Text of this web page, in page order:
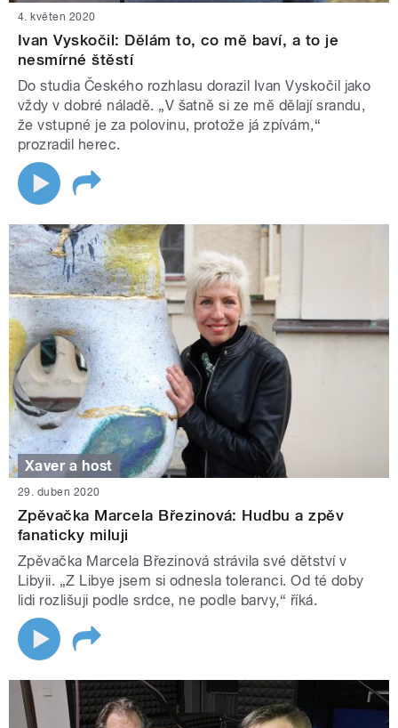
4. květen 2020
Ivan Vyskočil: Dělám to, co mě baví, a to je
nesmírné štěstí
Do studia Českého rozhlasu dorazil Ivan Vyskočil jako
vždy v dobré náladě. „V šatně si ze mě dělají srandu,
že vstupné je za polovinu, protože já zpívám,“
prozradil herec.
Xaver a host
29. duben 2020
Zpěvačka Marcela Březinová: Hudbu a zpěv
fanaticky miluji
Zpěvačka Marcela Březinová strávila své dětství v
Libyii. „Z Libye jsem si odnesla toleranci. Od té doby
lidi rozlišuji podle srdce, ne podle barvy,“ říká.